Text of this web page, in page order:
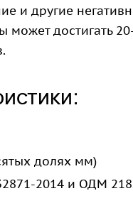
и другие
может достигать
долях мм)
2014 и ОДМ